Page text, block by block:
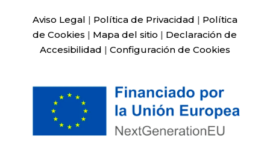
Aviso Legal | Política de Privacidad | Política
de Cookies | Mapa del sitio | Declaración de
Accesibilidad | Configuración de Cookies